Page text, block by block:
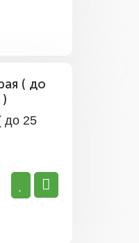
до 25